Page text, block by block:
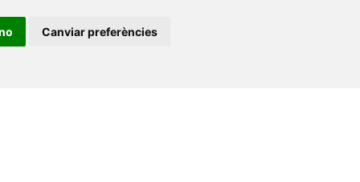
Canviar preferències
Amb el suport